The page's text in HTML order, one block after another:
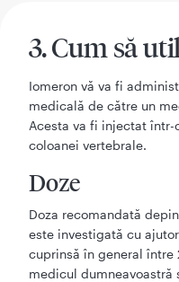
3. Cum să
Iomeron vă va fi
medicală de către un
Acesta va fi injectat într-
coloanei vertebrale.
Doze
Doza recomandată
este investigată cu
cuprinsă în general între
medicul dumneavoastră